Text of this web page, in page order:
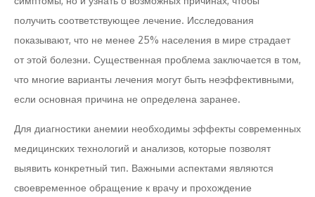
получить соответствующее лечение. Исследования
показывают, что не менее 25% населения в мире страдает
от этой болезни. Существенная проблема заключается в том,
что многие варианты лечения могут быть неэффективными,
если основная причина не определена заранее.
Для диагностики анемии необходимы эффекты современных
медицинских технологий и анализов, которые позволят
выявить конкретный тип. Важными аспектами являются
своевременное обращение к врачу и прохождение